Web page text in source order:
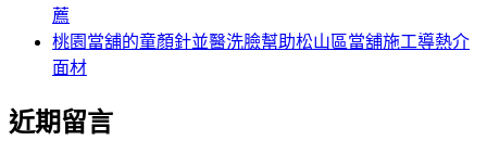
薦
桃園當舖的童顏針並醫洗臉幫助松山區當舖施工導熱介
面材
近期留言